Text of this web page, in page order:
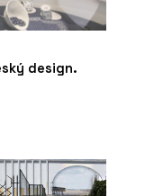
design.